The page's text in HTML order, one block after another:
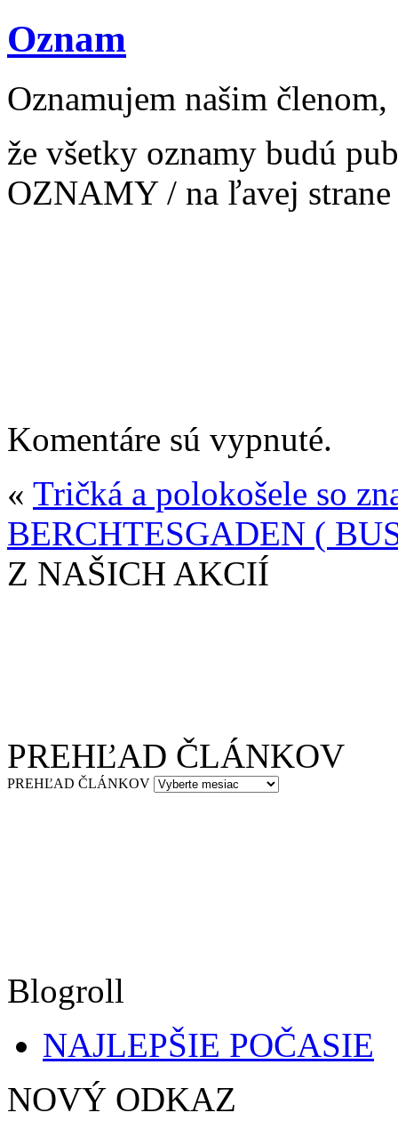
Oznam
Oznamujem našim členom,
že všetky oznamy budú
OZNAMY / na ľavej strane
Komentáre sú vypnuté.
« Tričká a polokošele so
BERCHTESGADEN (
Z NAŠICH AKCIÍ
PREHĽAD ČLÁNKOV
PREHĽAD ČLÁNKOV
Blogroll
NAJLEPŠIE POČASIE
NOVÝ ODKAZ